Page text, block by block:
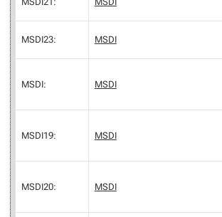
MSDI23: MSDI
MSDI: MSDI
MSDI19: MSDI
MSDI20: MSDI